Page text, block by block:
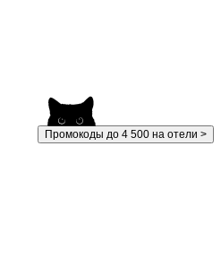
Промокоды до 4 500 на отели >